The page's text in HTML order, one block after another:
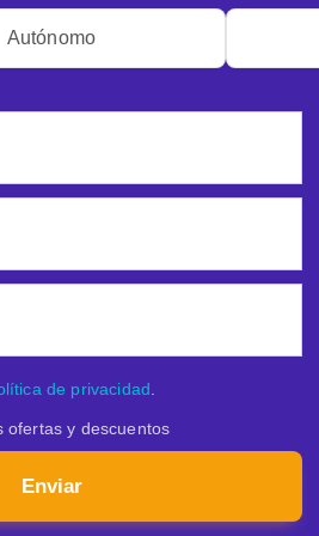
Autónomo
de privacidad
ofertas y descuentos
Enviar